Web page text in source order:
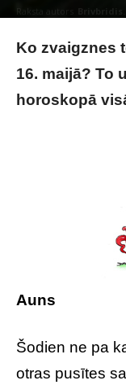
Raksta autors
Photo by Elijah
Ko zvaigznes
16. maijā? To
horoskopā
Auns
Šodien ne pa
otras pusītes